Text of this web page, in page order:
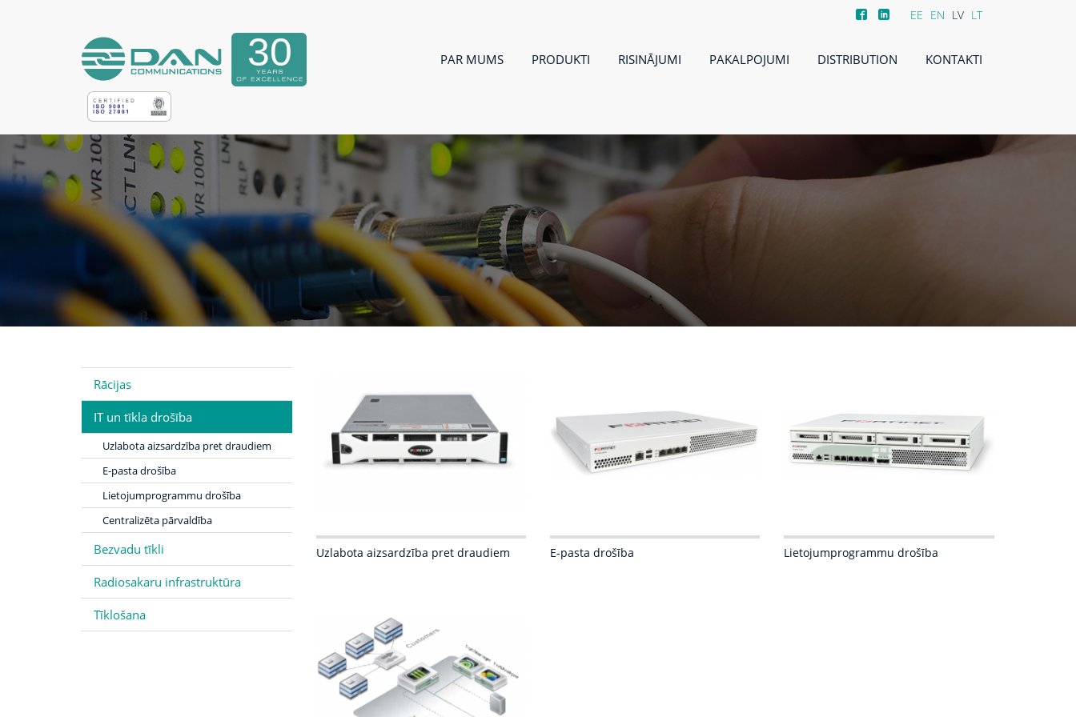
EE EN LV LT
PAR MUMS PRODUKTI RISINĀJUMI PAKALPOJUMI DISTRIBUTION KONTAKTI
Rācijas
IT un tīkla drošība
Uzlabota aizsardzība pret draudiem
E-pasta drošība
Lietojumprogrammu drošība
Centralizēta pārvaldība
Bezvadu tīkli
Radiosakaru infrastruktūra
Tīklošana
Uzlabota aizsardzība pret draudiem E-pasta drošība Lietojumprogrammu drošība